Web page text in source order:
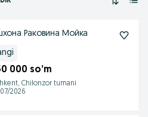
Раковина Мойка
000 so’m
Chilonzor tumani
2026